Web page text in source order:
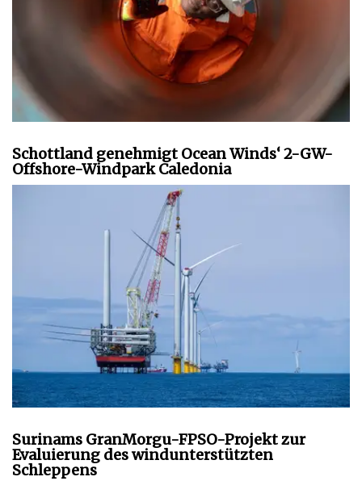
Schottland genehmigt Ocean Winds‘ 2-GW-
Offshore-Windpark Caledonia
Surinams GranMorgu-FPSO-Projekt zur
Evaluierung des windunterstützten
Schleppens